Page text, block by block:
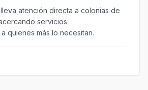
atención directa a colonias de
servicios
quienes más lo necesitan.